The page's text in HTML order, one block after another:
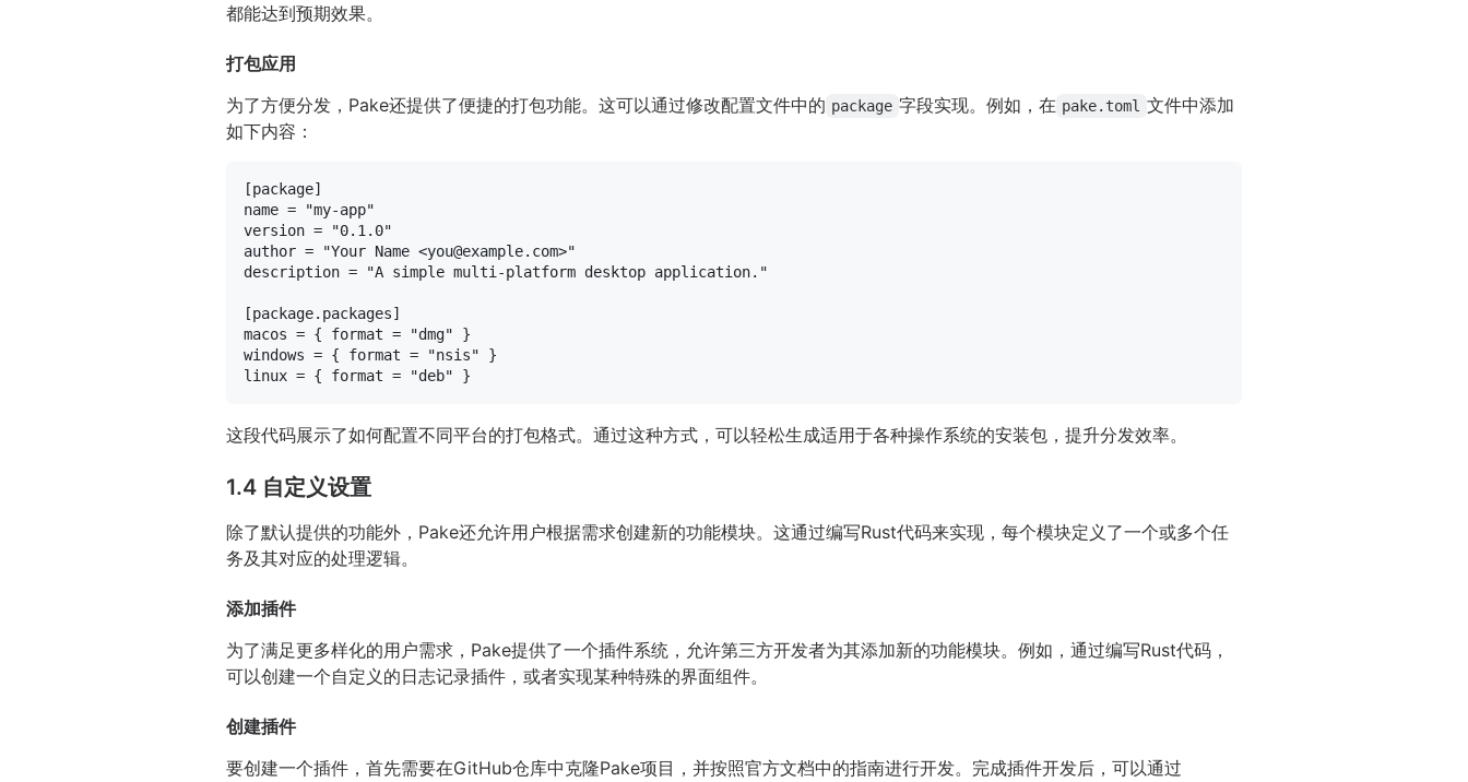
都能达到预期效果。
打包应用
为了方便分发，Pake还提供了便捷的打包功能。这可以通过修改配置文件中的 package 字段实现。例如，在 pake.toml 文件中添加
如下内容：
[package]
name =
"my-app"
version =
"0.1.0"
author =
"Your Name <you@example.com>"
description = "A simple multi-platform desktop application."
[package.packages]
macos = { format = "dmg"
windows = { format = "nsis"
linux = { format = "deb"
这段代码展示了如何配置不同平台的打包格式。通过这种方式，可以轻松生成适用于各种操作系统的安装包，提升分发效率。
1.4 自定义设置
除了默认提供的功能外，Pake还允许用户根据需求创建新的功能模块。这通过编写Rust代码来实现，每个模块定义了一个或多个任
务及其对应的处理逻辑。
添加插件
为了满足更多样化的用户需求，Pake提供了一个插件系统，允许第三方开发者为其添加新的功能模块。例如，通过编写Rust代码，
可以创建一个自定义的日志记录插件，或者实现某种特殊的界面组件。
创建插件
要创建一个插件，首先需要在GitHub仓库中克隆Pake项目，并按照官方文档中的指南进行开发。完成插件开发后，可以通过